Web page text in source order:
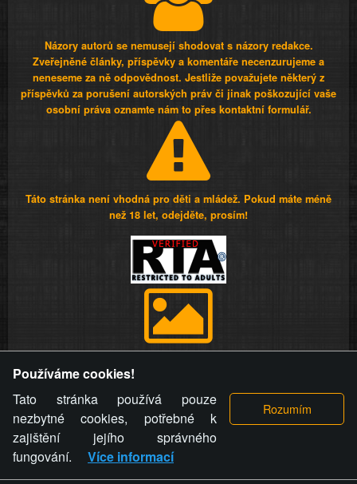
Názory autorů se nemusejí shodovat s názory redakce.
Zveřejněné články, příspěvky a komentáře necenzurujeme a
neneseme za ně odpovědnost. Jestliže považujete některý z
příspěvků za porušení autorských práv či jinak poškozující vaše
osobní práva oznamte nám to přes kontaktní formulář.
Táto stránka není vhodná pro děti a mládež. Pokud máte méně
než 18 let, odejděte, prosím!
videa a komentáře. Osoba, které se toto opatření provozovatele
stránky týče, ani osoba, která umístila fotografii nebo video na
stránku, nemůže z důvodu odstranění fotografie, videa nebo
komentáře pro výše uvedenou okolnost uplatnit vůči
provozovateli stránky žádný nárok na náhradu škody nebo
nemajetkové újmy.
Používáme cookies!
Tato stránka používá pouze
nezbytné cookies, potřebné k
zajištění jejího správného
fungování.
Více informací